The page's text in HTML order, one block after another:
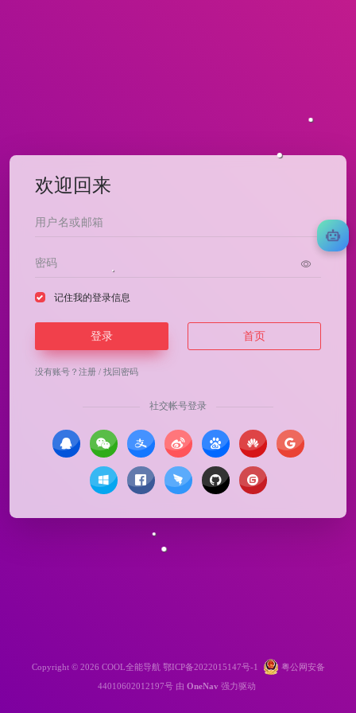
欢迎回来
记住我的登录信息
登录 首页
没有账号？ 注册 / 找回密码
社交帐号登录
Copyright © 2026 COOL全能导航 鄂ICP备2022015147号-1
粤公网安备
44010602012197号 由 OneNav 强力驱动